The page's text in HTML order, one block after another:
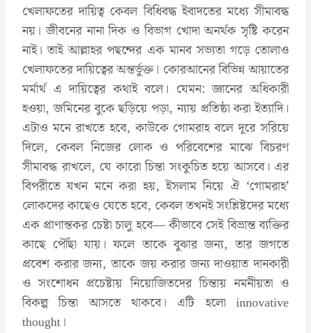
খেলাফতের দায়িত্ব কেবল বিধিবদ্ধ ইবাদতের মধ্যে সীমাবদ্ধ
নয়। জীবনের নানা দিক ও বিভাগ খোদা অনর্থক সৃষ্টি করেন
নাই। তাই আল্লাহর পছন্দের এক মানব সভ্যতা গড়ে তোলাও
খেলাফতের দায়িত্বের অন্তর্ভুক্ত। কোরআনের বিভিন্ন আয়াতের
মর্মার্থ এ দায়িত্বের কথাই বলে। যেমন: জ্ঞানের অধিকারী
হওয়া, জমিনের বুকে ছড়িয়ে পড়া, ন্যায় প্রতিষ্ঠা করা ইত্যাদি।
এটাও মনে রাখতে হবে, কাউকে গোমরাহ বলে দূরে সরিয়ে
দিলে, কেবল নিজের লোক ও পরিবেশের মাঝে বিচরণ
সীমাবদ্ধ রাখলে, যে কারো চিন্তা সংকুচিত হয়ে আসবে। এর
বিপরীতে যখন মনে করা হয়, ইসলাম নিয়ে ঐ ‘গোমরাহ’
লোকদের কাছেও যেতে হবে, কেবল তখনই সংশ্লিষ্টদের মধ্যে
এক প্রাণান্তকর চেষ্টা চালু হবে— কীভাবে সেই বিভ্রান্ত ব্যক্তির
কাছে পৌঁছা যায়। ফলে তাকে বুঝার জন্য, তার জগতে
প্রবেশ করার জন্য, তাকে জয় করার জন্য দাওয়াত দানকারী
ও সংশোধন প্রচেষ্টায় নিয়োজিতদের চিন্তায় নমনীয়তা ও
বিকল্প চিন্তা আসতে থাকবে। এটি হলো innovative
thought।